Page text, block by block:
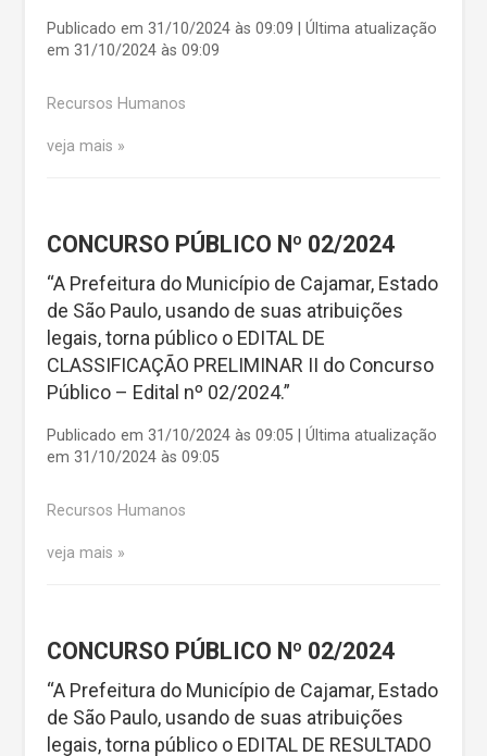
Publicado em 31/10/2024 às 09:09 | Última atualização
em 31/10/2024 às 09:09
Recursos Humanos
veja mais
CONCURSO PÚBLICO Nº 02/2024
“A Prefeitura do Município de Cajamar, Estado
de São Paulo, usando de suas atribuições
legais, torna público o EDITAL DE
CLASSIFICAÇÃO PRELIMINAR II do Concurso
Público – Edital nº 02/2024.”
Publicado em 31/10/2024 às 09:05 | Última atualização
em 31/10/2024 às 09:05
Recursos Humanos
veja mais
CONCURSO PÚBLICO Nº 02/2024
“A Prefeitura do Município de Cajamar, Estado
de São Paulo, usando de suas atribuições
legais, torna público o EDITAL DE RESULTADO